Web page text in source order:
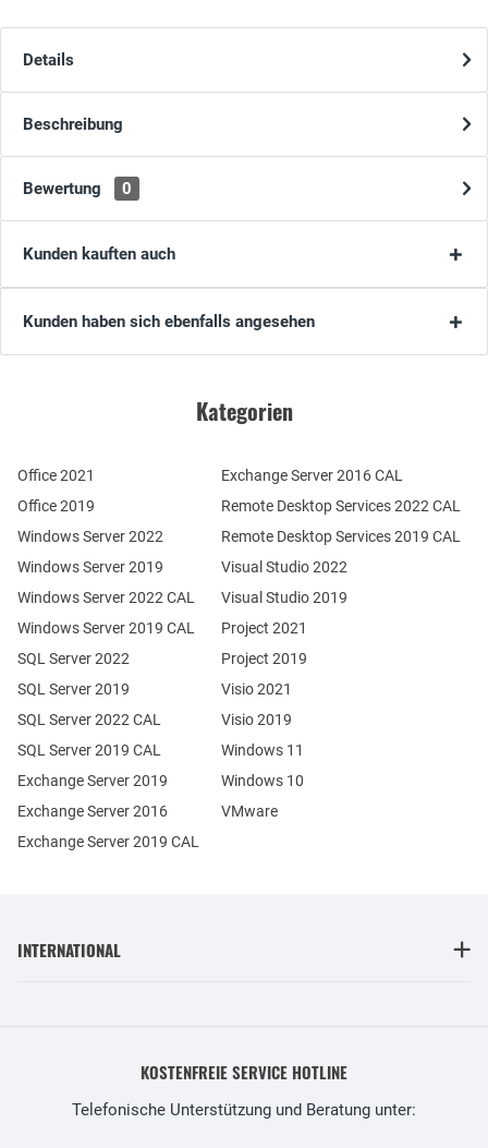
Details
Beschreibung
Bewertung 0
Kunden kauften auch
Kunden haben sich ebenfalls angesehen
Kategorien
Office 2021
Office 2019
Windows Server 2022
Windows Server 2019
Exchange Server 2019
Exchange Server 2016
SQL Server 2022
SQL Server 2019
Windows Server 2022 CAL
Windows Server 2019 CAL
SQL Server 2022 CAL
SQL Server 2019 CAL
Remote Desktop Services 2022 CAL
Remote Desktop Services 2019 CAL
Exchange Server 2019 CAL
Exchange Server 2016 CAL
Visual Studio 2022
Visual Studio 2019
Project 2021
Project 2019
Visio 2021
Visio 2019
Windows 11
Windows 10
VMware
INTERNATIONAL
KOSTENFREIE SERVICE HOTLINE
Telefonische Unterstützung und Beratung unter: